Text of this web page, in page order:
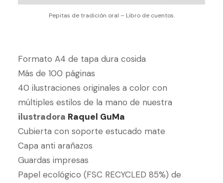
Pepitas de tradición oral – Libro de cuentos.
Formato A4 de tapa dura cosida
Más de 100 páginas
40 ilustraciones originales a color con
múltiples estilos de la mano de nuestra
ilustradora Raquel GuMa
Cubierta con soporte estucado mate
Capa anti arañazos
Guardas impresas
Papel ecológico (FSC RECYCLED 85%) de